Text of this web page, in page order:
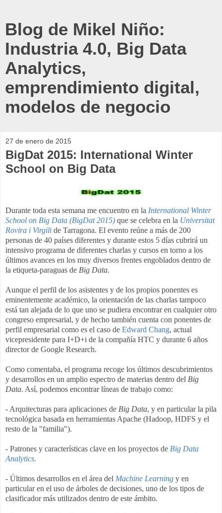
Blog de Mikel Niño:
Industria 4.0, Big Data
Analytics,
emprendimiento digital,
modelos de negocio
27 de enero de 2015
BigDat 2015: International Winter
School on Big Data
Durante toda esta semana me encuentro en la International Winter
School on Big Data (BigDat 2015) que se celebra en la Universitat
Rovira i Virgili de Tarragona. El evento reúne a más de 200
personas de 40 países diferentes y durante estos 5 días cubrirá un
intensivo programa de diferentes charlas y cursos en torno a los
últimos avances en los muy diversos frentes engoblados dentro de
la etiqueta-paraguas de Big Data.
Aunque el perfil de los asistentes y de los propios ponentes es
eminentemente académico, la orientación de las charlas tampoco
está tan alejada de lo que uno se pudiera encontrar en cualquier otro
congreso empresarial, y de hecho también cuenta con ponentes de
perfil empresarial como es el caso de Edward Chang, actual
vicepresidente para I+D+i de la compañía HTC y durante 6 años
director de Google Research.
Como comentaba, el programa recoge los últimos descubrimientos
y desarrollos en un amplio espectro de materias dentro del Big
Data. Así, podemos encontrar líneas de trabajo como:
- Arquitecturas para aplicaciones de Big Data, y en particular la pila
tecnológica basada en herramientas Apache (Hadoop, HDFS y el
resto de la "familia").
- Patrones y características clave en los proyectos de Big Data
Analytics.
- Últimos desarrollos en el área del Machine Learning y en
particular en el uso de árboles de decisiones, uno de los tipos de
clasificador más utilizados dentro de este ámbito.